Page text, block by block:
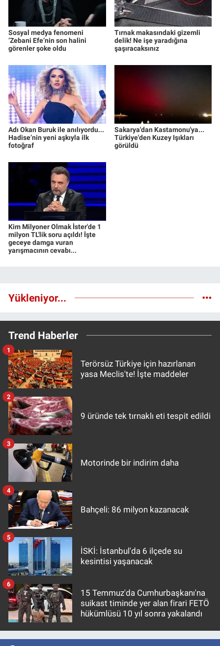
Sosyal medya fenomeni
‘Zebani Efe’nin son halini
görenler şoke oldu
Tırnak makasındaki gizemli
delik! Ne işe yaradığına
şaşıracaksınız
Adı Okan Buruk ile anılıyordu...
Hadise’nin yeni aşkıyla ilk
fotoğraf
Sakarya'dan Kastamonu'ya...
Türkiye'den Kuzey Işıkları
görüldü
Kim Milyoner Olmak İster'de 1
milyon TL'lik soru açıldı! İşte
geceye damga vuran
yarışmacının cevabı...
Yükleniyor...
Trend Haberler
Terörsüz Türkiye için hazırlanan
yasa Meclis'te! İşte maddeler
1
9 üründe tek tırnaklı eti tespit edildi
2
Motorinde bir indirim daha
3
Bahçeli: 86 milyon kazanacak
4
İSKİ: İstanbul'da 6 ilçede su
kesintisi yaşanacak
5
15 Temmuz'da Cumhurbaşkanı'na
suikast timinde yer alan firari FETÖ
hükümlüsü 10 yıl sonra yakalandı
6